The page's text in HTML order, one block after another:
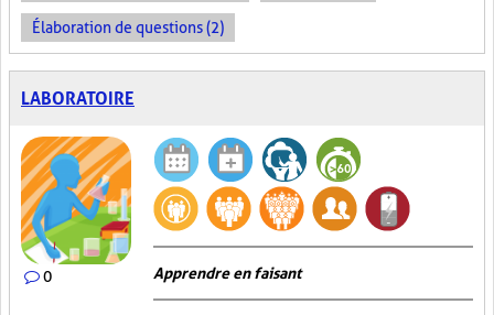
Élaboration de questions (2)
LABORATOIRE
0 Apprendre en faisant